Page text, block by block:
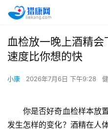
血检放一晚上酒精
速度比你想的快
小康 2026年7月6日 下午9:28
你是否好奇血检样本放置
发生怎样的变化？酒精在人